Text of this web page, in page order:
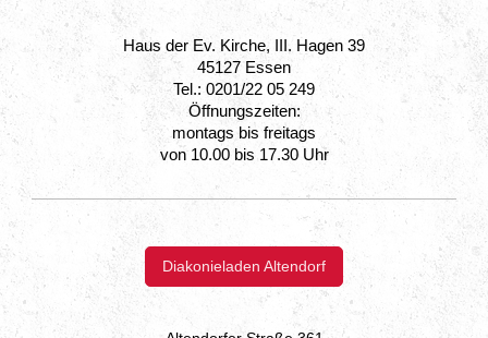
Haus der Ev. Kirche, III. Hagen 39
45127 Essen
Tel.: 0201/22 05 249
Öffnungszeiten:
montags bis freitags
von 10.00 bis 17.30 Uhr
Diakonieladen Altendorf